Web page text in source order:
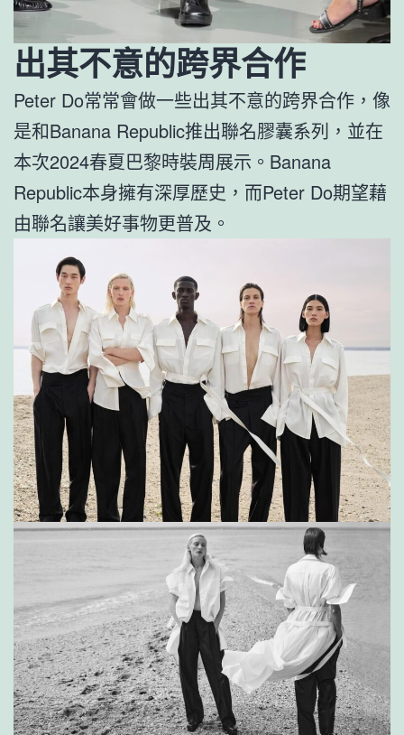
出其不意的跨界合作
Peter Do常常會做一些出其不意的跨界合作，像
是和Banana Republic推出聯名膠囊系列，並在
本次2024春夏巴黎時裝周展示。Banana
Republic本身擁有深厚歷史，而Peter Do期望藉
由聯名讓美好事物更普及。